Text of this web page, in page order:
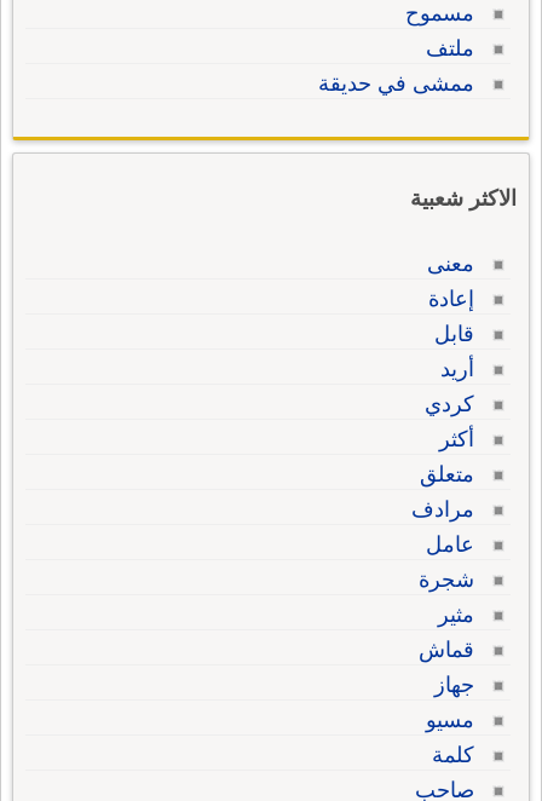
مسموح
ملتف
ممشى في حديقة
الاكثر شعبية
معنى
إعادة
قابل
أريد
كردي
أكثر
متعلق
مرادف
عامل
شجرة
مثير
قماش
جهاز
مسيو
كلمة
صاحب